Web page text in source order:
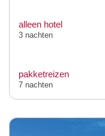
alleen hotel
3 nachten
pakketreizen
7 nachten